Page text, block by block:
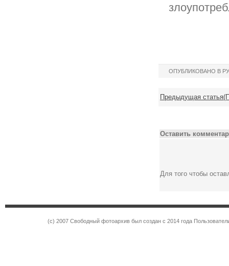
ОПУБЛИКОВАНО В
Предыдущая
Оставить
Для того чтобы
(c) 2007 Свободный фотоархив был создан с 2014 года